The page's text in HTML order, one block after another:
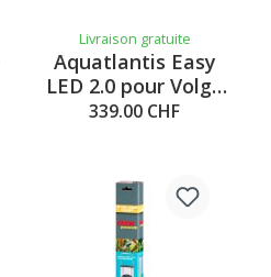
Livraison gratuite
Aquatlantis Easy
LED 2.0 pour Volga
450
339.00 CHF